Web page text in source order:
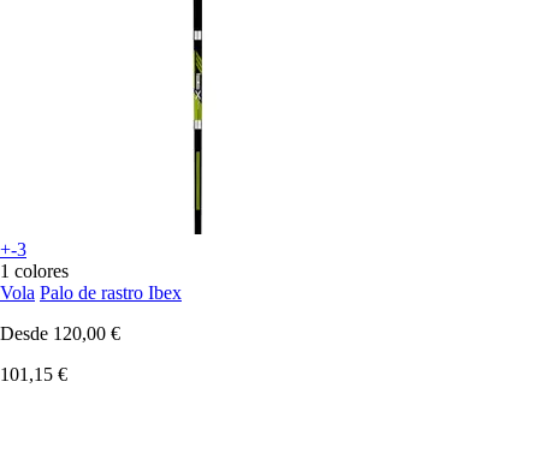
+-3
1 colores
Vola Palo de rastro Ibex
Desde 120,00 €
101,15 €